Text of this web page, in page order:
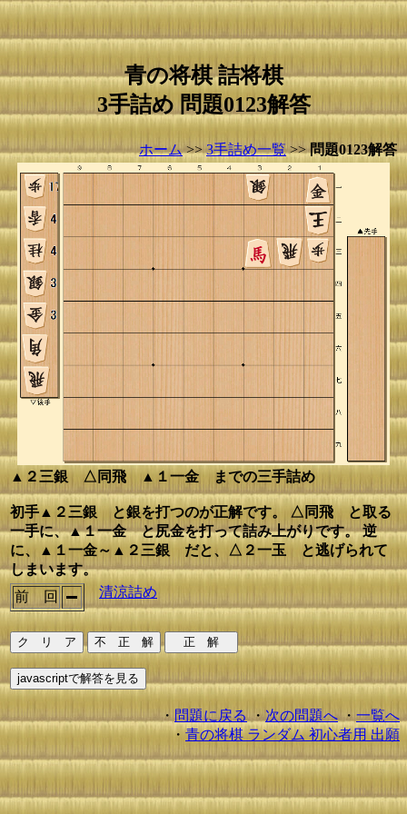
青の将棋 詰将棋
3手詰め 問題0123解答
ホーム>>3手詰め一覧>>問題0123解答
▲２三銀 △同飛 ▲１一金 までの三手詰め
初手▲２三銀 と銀を打つのが正解です。 △同飛 と取る
一手に、▲１一金 と尻金を打って詰み上がりです。 逆
に、▲１一金～▲２三銀 だと、△２一玉 と逃げられて
しまいます。
前 回
清涼詰め
・ 問題に戻る・ 次の問題へ・ 一覧へ
・青の将棋 ランダム 初心者用 出願